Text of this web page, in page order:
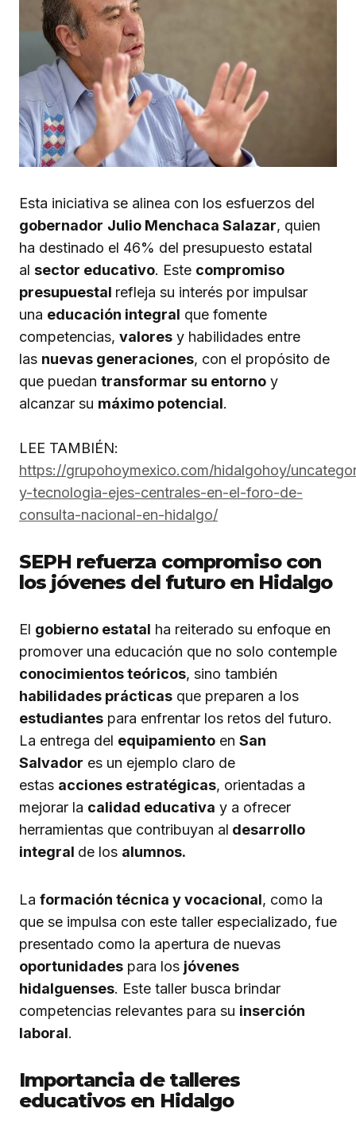
Esta iniciativa se alinea con los esfuerzos del
gobernador Julio Menchaca Salazar, quien
ha destinado el 46% del presupuesto estatal
al sector educativo. Este compromiso
presupuestal refleja su interés por impulsar
una educación integral que fomente
competencias, valores y habilidades entre
las nuevas generaciones, con el propósito de
que puedan transformar su entorno y
alcanzar su máximo potencial.
LEE TAMBIÉN:
https://grupohoymexico.com/hidalgohoy/
y-tecnologia-ejes-centrales-en-el-foro-de-
consulta-nacional-en-hidalgo/
SEPH refuerza compromiso con
los jóvenes del futuro en Hidalgo
El gobierno estatal ha reiterado su enfoque en
promover una educación que no solo contemple
conocimientos teóricos, sino también
habilidades prácticas que preparen a los
estudiantes para enfrentar los retos del futuro.
La entrega del equipamiento en San
Salvador es un ejemplo claro de
estas acciones estratégicas, orientadas a
mejorar la calidad educativa y a ofrecer
herramientas que contribuyan al desarrollo
integral de los alumnos.
La formación técnica y vocacional, como la
que se impulsa con este taller especializado, fue
presentado como la apertura de nuevas
oportunidades para los jóvenes
hidalguenses. Este taller busca brindar
competencias relevantes para su inserción
laboral.
Importancia de talleres
educativos en Hidalgo